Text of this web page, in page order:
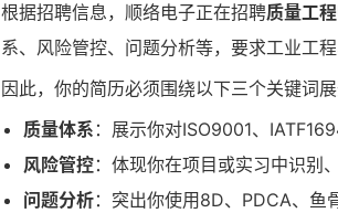
根据招聘信息，顺络电子正在招聘质量工
系、风险管控、问题分析等，要求工业工
因此，你的简历必须围绕以下三个关键词展
质量体系 ：展示你对ISO9001、
风险管控：体现你在项目或实习中识别
问题分析：突出你使用8D、PDCA、鱼